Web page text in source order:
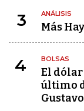
3 ANÁLISIS
Más
4 BOLSAS
El dólar
último